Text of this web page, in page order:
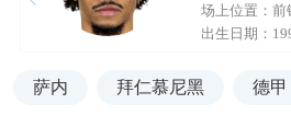
场上位置：前
出生日期：
萨内 拜仁慕尼黑 德甲